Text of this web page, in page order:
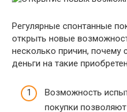
Регулярные спонтанные
открыть новые
несколько причин,
деньги на такие
Возможность
покупки